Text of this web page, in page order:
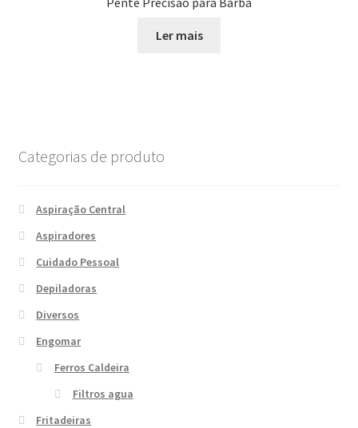
Ler mais
Categorias de produto
Aspiração Central
Aspiradores
Cuidado Pessoal
Depiladoras
Diversos
Engomar
Ferros Caldeira
Filtros agua
Fritadeiras